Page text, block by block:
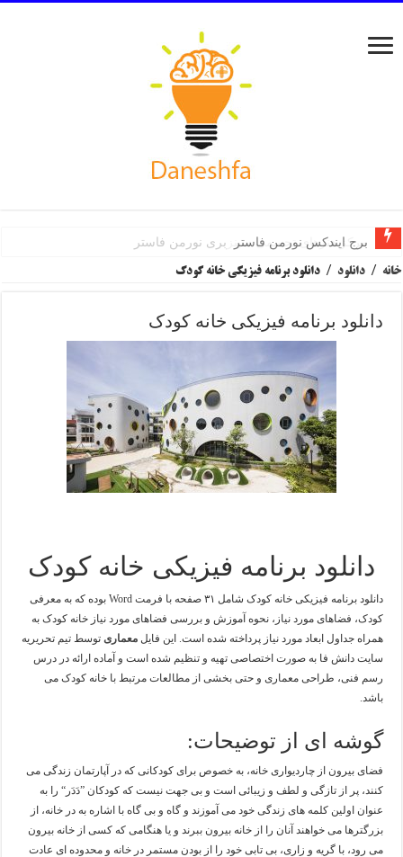
مرکز هنرهای تجسمی سینزبری نورمن فاستر
خانه / دانلود / دانلود برنامه فیزیکی خانه کودک
دانلود برنامه فیزیکی خانه کودک
دانلود برنامه فیزیکی خانه کودک
دانلود برنامه فیزیکی خانه کودک شامل ۳۱ صفحه با فرمت Word بوده که به معرفی
کودک، فضاهای مورد نیاز، نحوه آموزش و بررسی فضاهای مورد نیاز خانه کودک به
همراه جداول ابعاد مورد نیاز پرداخته شده است. این فایلمعماری توسط تیم تحریریه
سایت دانش فا به صورت اختصاصی تهیه و تنظیم شده است و آماده ارائه در درس
رسم فنی، طراحی معماری و حتی بخشی از مطالعات مرتبط با خانه کودک می
باشد.
گوشه ای از توضیحات:
فضای بیرون از چاردیواری خانه، به خصوص برای کودکانی که در آپارتمان زندگی می
کنند، پر از تازگی و لطف و زیبائی است و بی جهت نیست که کودکان ”دَدَر“ را به
عنوان اولین کلمه های زندگی خود می آموزند و گاه و بی گاه با اشاره به در خانه، از
بزرگترها می خواهند آنان را از خانه بیرون ببرند و یا هنگامی که کسی از خانه بیرون
می رود، با گریه و زاری، بی تابی خود را از بودن مستمر در خانه و محدوده ای عادت